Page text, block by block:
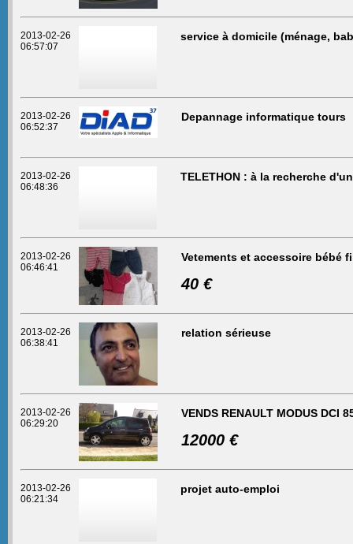
2013-02-26
06:57:07
service à domicile (ménage,
2013-02-26
06:52:37
Depannage informatique tours
2013-02-26
06:48:36
TELETHON : à la recherche
2013-02-26
06:46:41
Vetements et accessoire bébé
40 €
2013-02-26
06:38:41
relation sérieuse
2013-02-26
06:29:20
VENDS RENAULT MODUS DCI
12000 €
2013-02-26
06:21:34
projet auto-emploi